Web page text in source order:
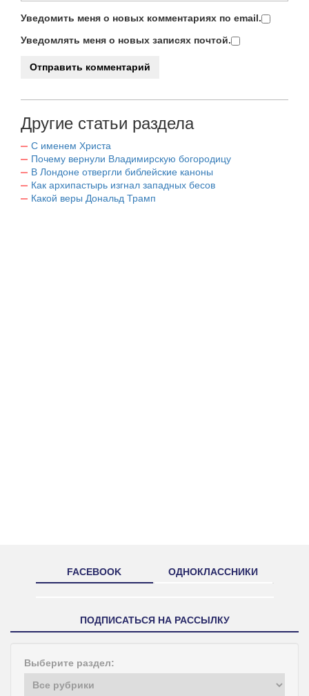
Уведомить меня о новых комментариях по email.
Уведомлять меня о новых записях почтой.
Другие статьи раздела
С именем Христа
Почему вернули Владимирскую богородицу
В Лондоне отвергли библейские каноны
Как архипастырь изгнал западных бесов
Какой веры Дональд Трамп
FACEBOOK ОДНОКЛАССНИКИ
ПОДПИСАТЬСЯ НА РАССЫЛКУ
Выберите раздел: